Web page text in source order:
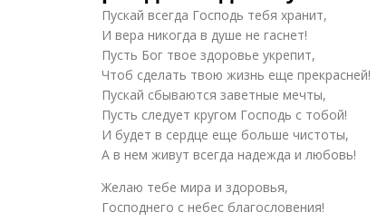
Пускай всегда Господь тебя хранит,
И вера никогда в душе не гаснет!
Пусть Бог твое здоровье укрепит,
Чтоб сделать твою жизнь еще прекрасней!
Пускай сбываются заветные мечты,
Пусть следует кругом Господь с тобой!
И будет в сердце еще больше чистоты,
А в нем живут всегда надежда и любовь!
Желаю тебе мира и здоровья,
Господнего с небес благословения!